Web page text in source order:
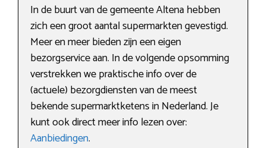
In de buurt van de gemeente Altena hebben
zich een groot aantal supermarkten gevestigd.
Meer en meer bieden zijn een eigen
bezorgservice aan. In de volgende opsomming
verstrekken we praktische info over de
(actuele) bezorgdiensten van de meest
bekende supermarktketens in Nederland. Je
kunt ook direct meer info lezen over:
Aanbiedingen.